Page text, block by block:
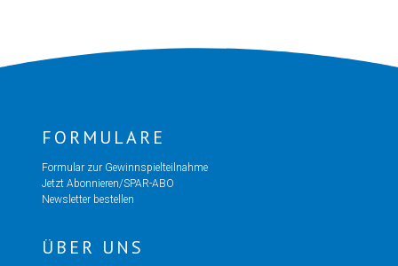
FORMULARE
Formular zur Gewinnspielteilnahme
Jetzt Abonnieren/SPAR-ABO
Newsletter bestellen
ÜBER UNS